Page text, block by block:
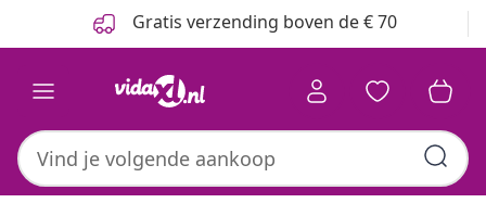
Gratis verzending boven de € 70